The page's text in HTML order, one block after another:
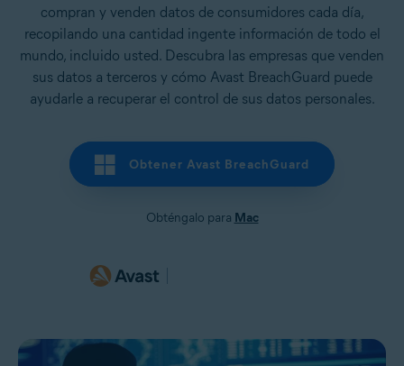
compran y venden datos de consumidores cada día,
recopilando una cantidad ingente información de todo el
mundo, incluido usted. Descubra las empresas que venden
sus datos a terceros y cómo Avast BreachGuard puede
ayudarle a recuperar el control de sus datos personales.
Obtener Avast BreachGuard
Obténgalo para Mac